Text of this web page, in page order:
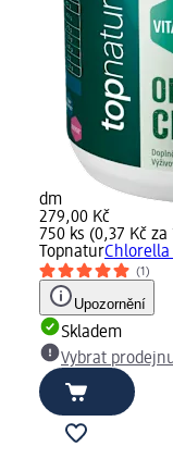
dm
279,00 Kč
750 ks (0,37 Kč za
TopnaturChlorella
(1)
Upozornění
Skladem
Vybrat